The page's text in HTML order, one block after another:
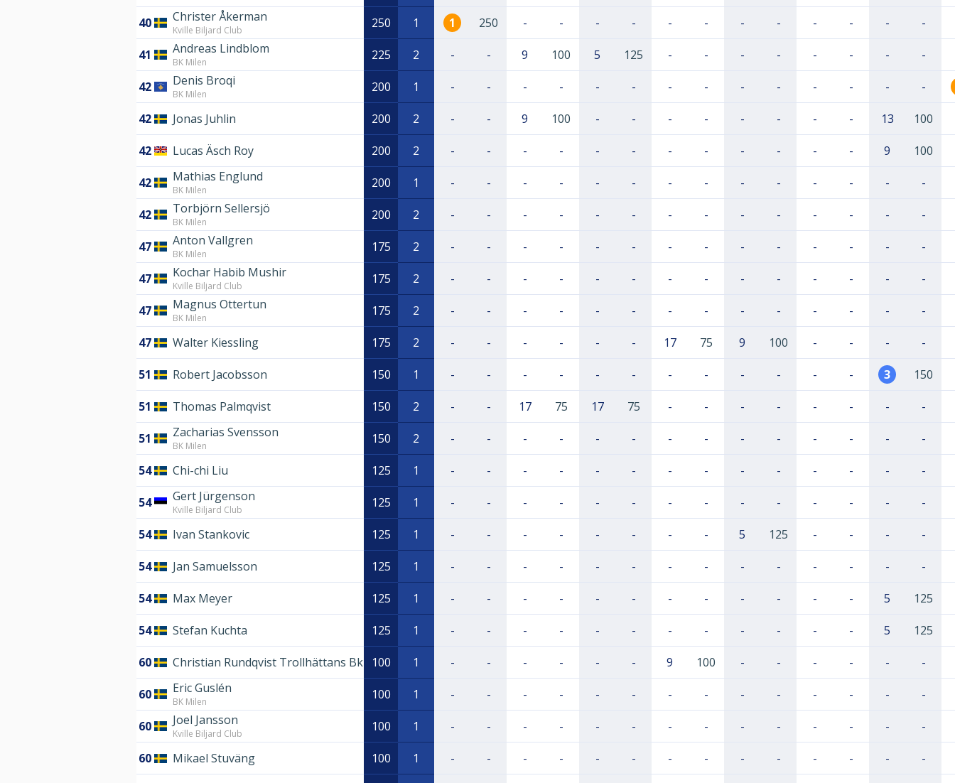
40 Christer Åkerman
Kville Biljard Club 250 1 1 250 - - - - - - - - - - - -
41 Andreas Lindblom
BK Milen 225 2 - - 9 100 5 125 - - - - - - - -
42 Denis Broqi
BK Milen 200 1 - - - - - - - - - - - - - -
42 Jonas Juhlin 200 2 - - 9 100 - - - - - - - - 13 100
42 Lucas Äsch Roy 200 2 - - - - - - - - - - - - 9 100
42 Mathias Englund
BK Milen 200 1 - - - - - - - - - - - - - -
42 Torbjörn Sellersjö
BK Milen 200 2 - - - - - - - - - - - - - -
47 Anton Vallgren
BK Milen 175 2 - - - - - - - - - - - - - -
47 Kochar Habib Mushir
Kville Biljard Club 175 2 - - - - - - - - - - - - - -
47 Magnus Ottertun
BK Milen 175 2 - - - - - - - - - - - - - -
47 Walter Kiessling 175 2 - - - - - - 17 75 9 100 - - - -
51 Robert Jacobsson 150 1 - - - - - - - - - - - - 3 150
51 Thomas Palmqvist 150 2 - - 17 75 17 75 - - - - - - - -
51 Zacharias Svensson
BK Milen 150 2 - - - - - - - - - - - - - -
54 Chi-chi Liu 125 1 - - - - - - - - - - - - - -
54 Gert Jürgenson
Kville Biljard Club 125 1 - - - - - - - - - - - - - -
54 Ivan Stankovic 125 1 - - - - - - - - 5 125 - - - -
54 Jan Samuelsson 125 1 - - - - - - - - - - - - - -
54 Max Meyer 125 1 - - - - - - - - - - - - 5 125
54 Stefan Kuchta 125 1 - - - - - - - - - - - - 5 125
60 Christian Rundqvist Trollhättans Bk 100 1 - - - - - - 9 100 - - - - - -
60 Eric Guslén
BK Milen 100 1 - - - - - - - - - - - - - -
60 Joel Jansson
Kville Biljard Club 100 1 - - - - - - - - - - - - - -
60 Mikael Stuväng 100 1 - - - - - - - - - - - - - -